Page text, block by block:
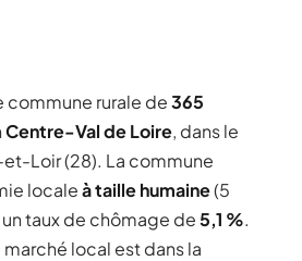
commune rurale de365
Centre-Val de Loire, dans le
Loir (28). La commune
localeà taille humaine(5
taux de chômage de5,1 %.
local est dans la